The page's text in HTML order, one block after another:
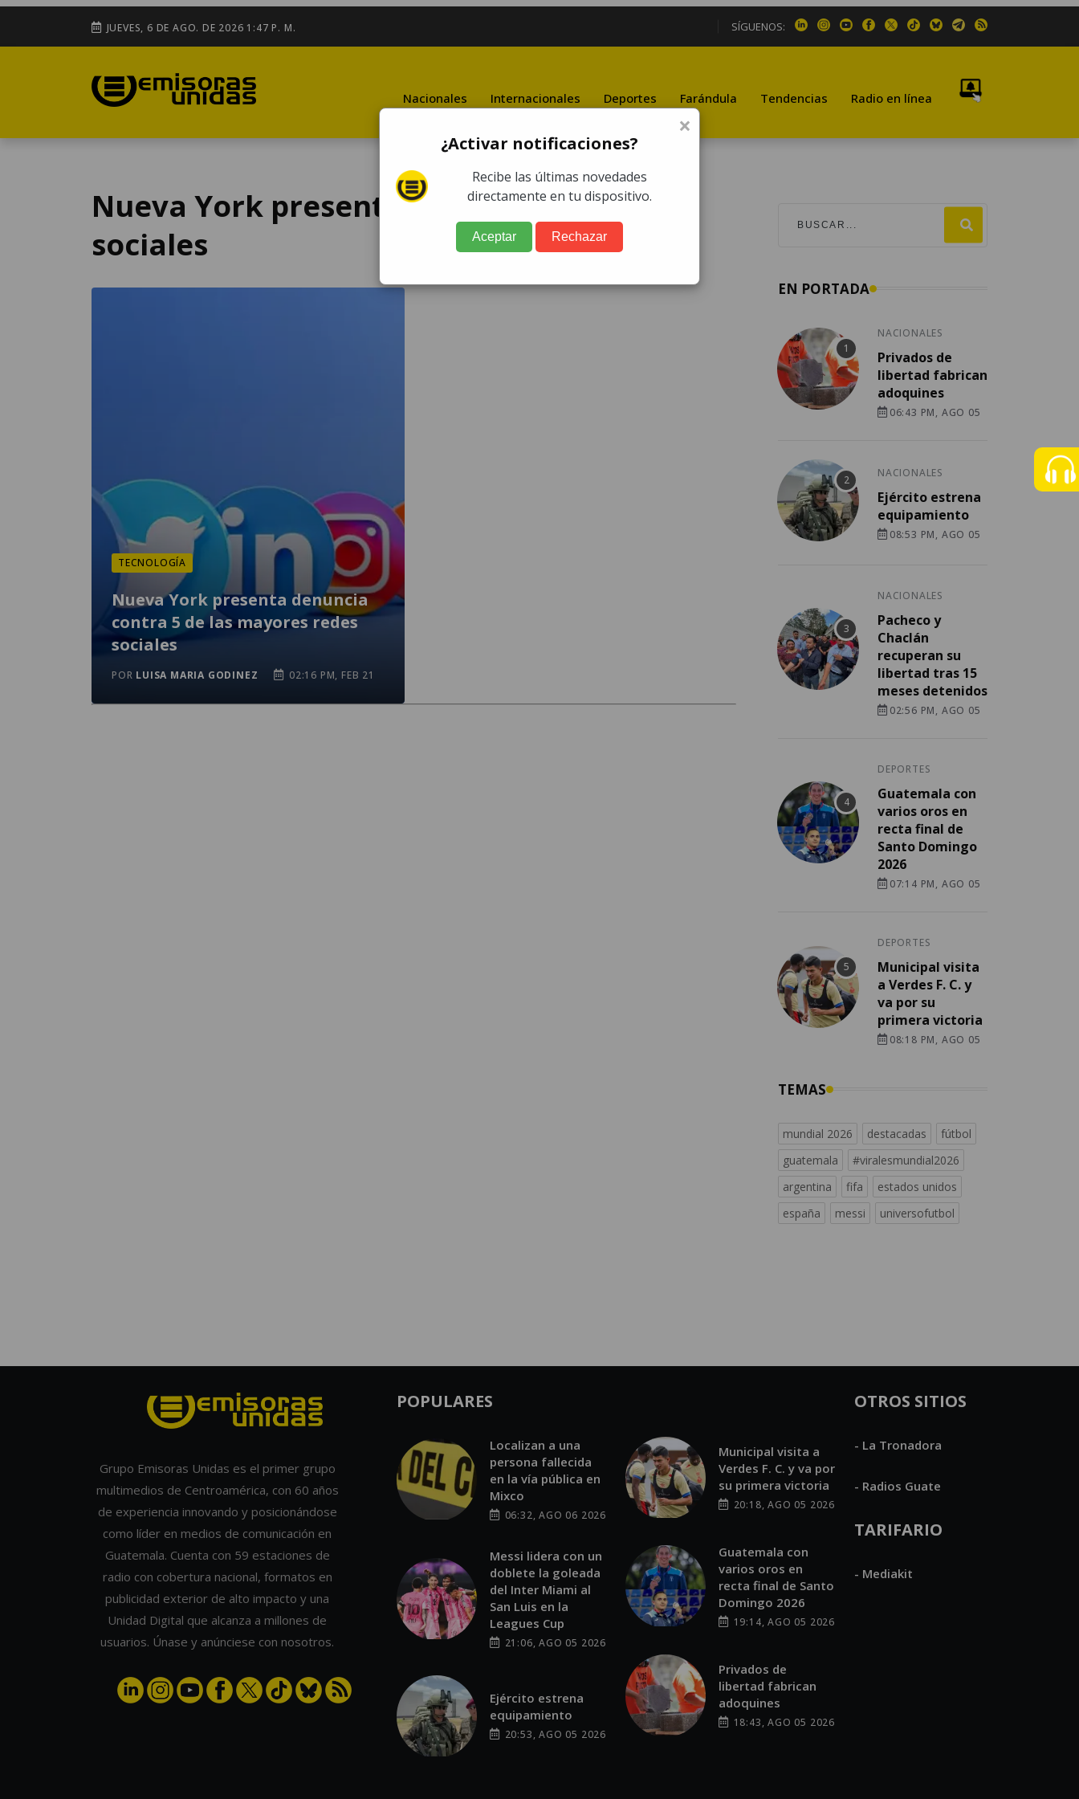
JUEVES, 6 DE AGO. DE 2026 1:47 P. M. SÍGUENOS:
Nacionales Internacionales Deportes Farándula Tendencias Radio en línea
Nueva York presenta denuncia redes
sociales
TECNOLOGÍA
Nueva York presenta denuncia
contra 5 de las mayores redes
sociales
POR LUISA MARIA GODINEZ 02:16 PM, FEB 21
EN PORTADA
NACIONALES
Privados de
libertad fabrican
adoquines
06:43 PM, AGO 05
NACIONALES
Ejército estrena
equipamiento
08:53 PM, AGO 05
NACIONALES
Pacheco y
Chaclán
recuperan su
libertad tras 15
meses detenidos
02:56 PM, AGO 05
DEPORTES
Guatemala con
varios oros en
recta final de
Santo Domingo
2026
07:14 PM, AGO 05
DEPORTES
Municipal visita
a Verdes F. C. y
va por su
primera victoria
08:18 PM, AGO 05
TEMAS
mundial 2026 destacadas
fútbol
guatemala
#viralesmundial2026
argentina
fifa
estados unidos
españa
messi universofutbol
Grupo Emisoras Unidas es el primer grupo
multimedios de Centroamérica, con 60 años
de experiencia innovando y posicionándose
como líder en medios de comunicación en
Guatemala. Cuenta con 59 estaciones de
radio con cobertura nacional, formatos en
publicidad exterior de alto impacto y una
Unidad Digital que alcanza a millones de
usuarios. Únase y anúnciese con nosotros.
POPULARES
Localizan a una
persona fallecida
en la vía pública en
Mixco
06:32, AGO 06 2026
Messi lidera con un
doblete la goleada
del Inter Miami al
San Luis en la
Leagues Cup
21:06, AGO 05 2026
Ejército estrena
equipamiento
20:53, AGO 05 2026
Municipal visita a
Verdes F. C. y va por
su primera victoria
20:18, AGO 05 2026
Guatemala con
varios oros en
recta final de Santo
Domingo 2026
19:14, AGO 05 2026
Privados de
libertad fabrican
adoquines
18:43, AGO 05 2026
OTROS SITIOS
- La Tronadora
- Radios Guate
TARIFARIO
- Mediakit
×
¿Activar notificaciones?
Recibe las últimas novedades
directamente en tu dispositivo.
Aceptar Rechazar